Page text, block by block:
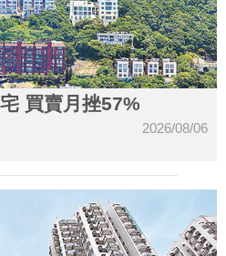
買賣月挫57%
2026/08/06